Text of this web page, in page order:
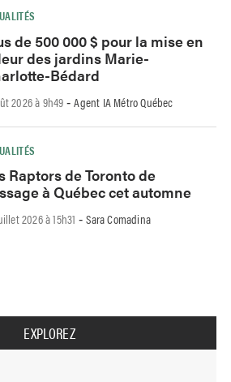
de 500 000 $ pour la mise en
des jardins Marie-
Bédard
2026 à 9h49 -Agent IA Métro Québec
Raptors de Toronto de
à Québec cet automne
2026 à 15h31 -Sara Comadina
EXPLOREZ